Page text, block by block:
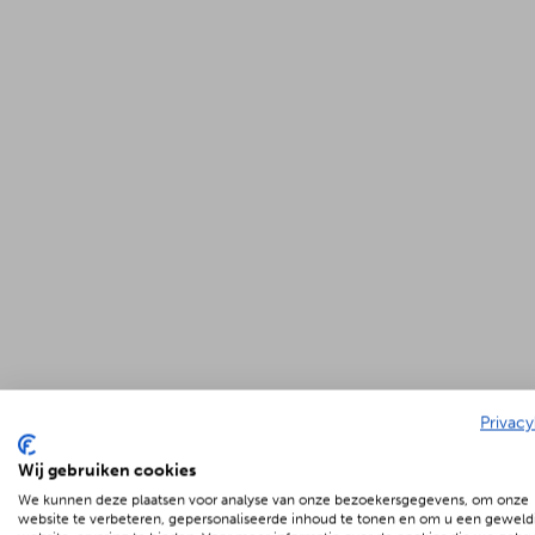
Wij gebruiken cookies
We kunnen deze plaatsen voor analyse van onze bezoekersgegevens, om onze
website te verbeteren, gepersonaliseerde inhoud te tonen en om u een